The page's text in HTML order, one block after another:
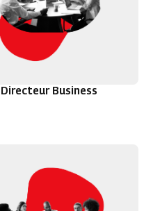
Business